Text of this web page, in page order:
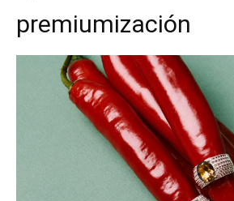
premiumización